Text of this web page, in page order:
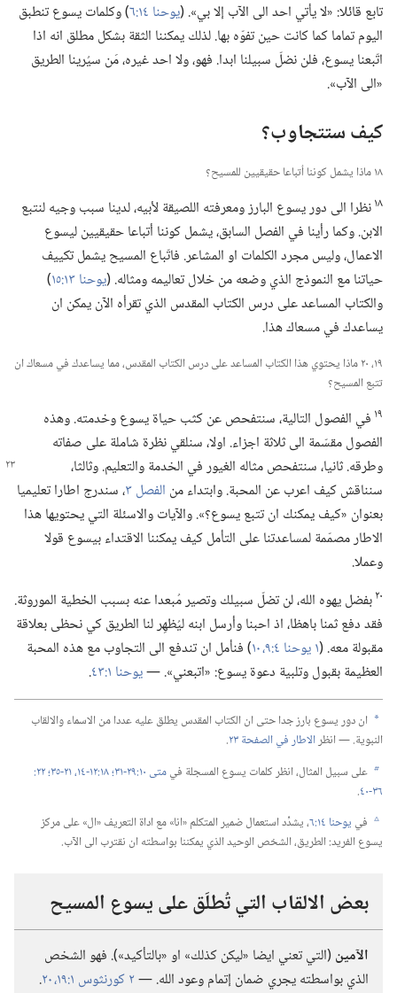
تابع قائلا:‏ «لا يأتي احد الى الآب إلا بي».‏ (‏يوحنا ١٤:‏٦
‏)‏ وكلمات يسوع تنطبق
اليوم تماما كما كانت حين تفوّه بها.‏ لذلك يمكننا الثقة بشكل مطلق انه اذا
اتّبعنا يسوع،‏ فلن نضلّ سبيلنا ابدا.‏ فهو،‏ ولا احد غيره،‏ مَن سيُرينا الطريق
«الى الآب».‏
كيف ستتجاوب؟‏
١٨ ماذا يشمل كوننا أتباعا حقيقيين للمسيح؟‏
١٨نظرا الى دور يسوع البارز ومعرفته اللصيقة لأبيه،‏ لدينا سبب وجيه لنتبع
الابن.‏ وكما رأينا في الفصل السابق،‏ يشمل كوننا أتباعا حقيقيين ليسوع
الاعمال،‏ وليس مجرد الكلمات او المشاعر.‏ فاتّباع المسيح يشمل تكييف
حياتنا مع النموذج الذي وضعه من خلال تعاليمه ومثاله.‏ (‏يوحنا ١٣:‏١٥
‏)‏
والكتاب المساعد على درس الكتاب المقدس الذي تقرأه الآن يمكن ان
يساعدك في مسعاك هذا.‏
١٩،‏ ٢٠ ماذا يحتوي هذا الكتاب المساعد على درس الكتاب المقدس،‏ مما يساعدك في مسعاك ان
تتبع المسيح؟‏
١٩ في الفصول التالية،‏ سنتفحص عن كثب حياة يسوع وخدمته.‏ وهذه
الفصول مقسّمة الى ثلاثة اجزاء.‏ اولا،‏ سنلقي نظرة شاملة على صفاته
وطرقه.‏ ثانيا،‏ سنتفحص مثاله الغيور في الخدمة والتعليم.‏وثالثا،‏
سنناقش كيف اعرب عن المحبة.‏ وابتداء من الفصل ٣ ‏،‏ سندرج اطارا تعليميا
بعنوان «كيف يمكنك ان تتبع يسوع؟‏».‏ والآيات والاسئلة التي يحتويها هذا
الاطار مصمّمة لمساعدتنا على التأمل كيف يمكننا الاقتداء بيسوع قولا
وعملا.‏
٢٠بفضل يهوه الله،‏ لن تضلّ سبيلك وتصير مُبعدا عنه بسبب الخطية الموروثة.‏
فقد دفع ثمنا باهظا،‏ اذ احبنا وأرسل ابنه ليُظهِر لنا الطريق كي نحظى بعلاقة
مقبولة معه.‏ (‏١ يوحنا ٤:‏​٩،‏ ١٠
‏)‏ فنأمل ان تندفع الى التجاوب مع هذه المحبة
العظيمة بقبول وتلبية دعوة يسوع:‏ «اتبعني».‏ —‏يوحنا ١:‏٤٣ ‏.‏
a ان دور يسوع بارز جدا حتى ان الكتاب المقدس يطلق عليه عددا من الاسماء والالقاب
النبوية.‏ —‏ انظرالاطار في الصفحة ٢٣ ‏.‏
b على سبيل المثال،‏ انظر كلمات يسوع المسجلة فيمتى ١٠:‏​٢٩-‏٣١؛‏
٣٦-‏٤٠
‏.‏
c في يوحنا ١٤:‏٦
‏،‏ يشدِّد استعمال ضمير المتكلم «انا» مع اداة التعريف «ال» على مركز
يسوع الفريد:‏ الطريق،‏ الشخص الوحيد الذي يمكننا بواسطته ان نقترب الى الآب.‏
بعض الالقاب التي تُطلَق على يسوع المسيح
الآمين(‏التي تعني ايضا «ليكن كذلك» او «بالتأكيد»)‏.‏ فهو الشخص
الذي بواسطته يجري ضمان إتمام وعود الله.‏ —‏٢ كورنثوس ١:‏​١٩،‏ ٢٠
‏.‏